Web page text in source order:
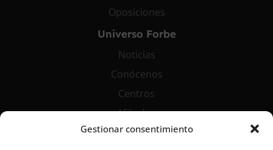
Gestionar consentimiento
Oposiciones
Universo Forbe
Noticias
Conócenos
Centros
Afiliados
Contáctanos